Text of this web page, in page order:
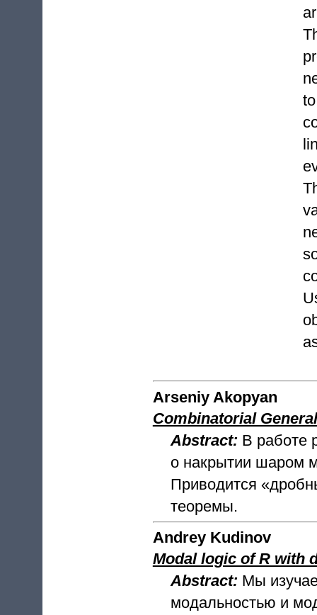
Arseniy Akopyan
Combinatorial
Abstract: В работе
о накрытии шаром
Приводится
теоремы.
Andrey Kudinov
Modal logic of R with
Abstract: Мы
модальностью и